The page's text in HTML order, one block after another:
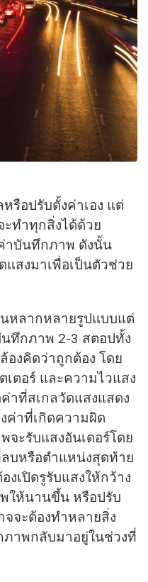
รือปรับตั้งค่าเอง แต่
ทำทุกสิ่งได้ด้วย
าบันทึกภาพ ดังนั้น
แสงมาเพื่อเป็นตัวช่วย
หลากหลายรูปแบบแต่
ทึกภาพ 2-3 สตอปทั้ง
งคิดว่าถูกต้อง โดย
เตอร์ และความไวแสง
าที่สเกลวัดแสงแสดง
ค่าที่เกิดความผิด
จะรับแสงอันเดอร์โดย
บหรือตำแหน่งสุดท้าย
เปิดรูรับแสงให้กว้าง
ให้นานขึ้น หรือปรับ
จะต้องทำหลายสิ่ง
าพกลับมาอยู่ในช่วงที่